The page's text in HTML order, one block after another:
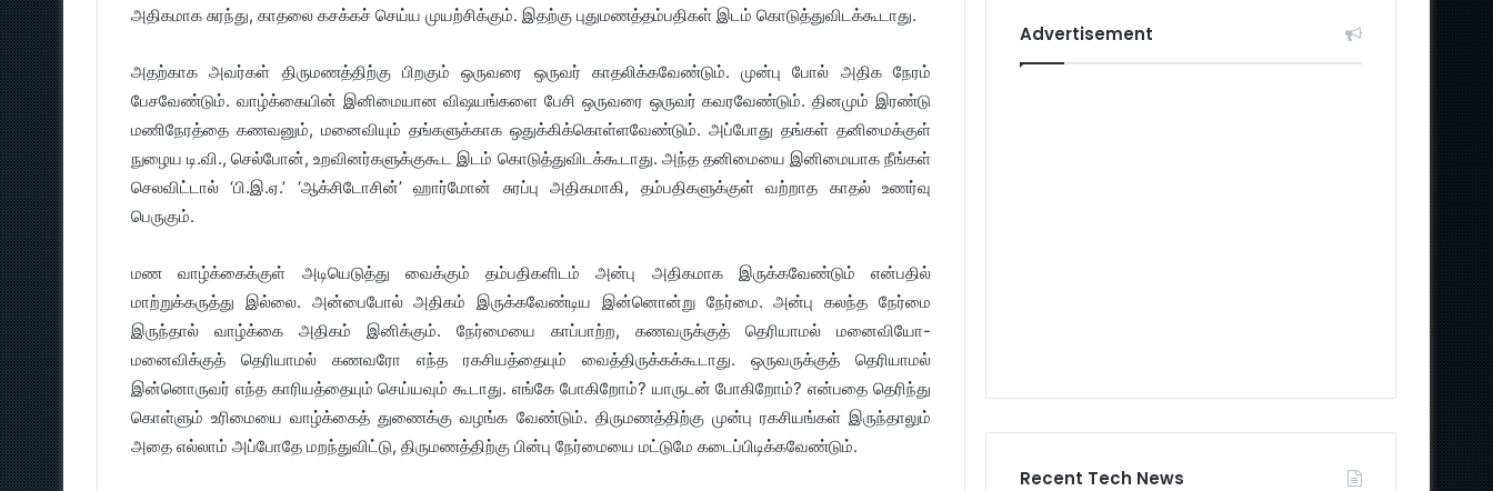
அதிகமாக சுரந்து, காதலை கசக்கச் செய்ய முயற்சிக்கும். இதற்கு புதுமணத்தம்பதிகள் இடம் கொடுத்துவிடக்கூடாது.
அதற்காக அவர்கள் திருமணத்திற்கு பிறகும் ஒருவரை ஒருவர் காதலிக்கவேண்டும். முன்பு போல் அதிக நேரம்
பேசவேண்டும். வாழ்க்கையின் இனிமையான விஷயங்களை பேசி ஒருவரை ஒருவர் கவரவேண்டும். தினமும் இரண்டு
மணிநேரத்தை கணவனும், மனைவியும் தங்களுக்காக ஒதுக்கிக்கொள்ளவேண்டும். அப்போது தங்கள் தனிமைக்குள்
நுழைய டி.வி., செல்போன், உறவினர்களுக்குகூட இடம் கொடுத்துவிடக்கூடாது. அந்த தனிமையை இனிமையாக நீங்கள்
செலவிட்டால் ‘பி.இ.ஏ.’ ‘ஆக்சிடோசின்’ ஹார்மோன் சுரப்பு அதிகமாகி, தம்பதிகளுக்குள் வற்றாத காதல் உணர்வு
பெருகும்.
மண வாழ்க்கைக்குள் அடியெடுத்து வைக்கும் தம்பதிகளிடம் அன்பு அதிகமாக இருக்கவேண்டும் என்பதில்
மாற்றுக்கருத்து இல்லை. அன்பைபோல் அதிகம் இருக்கவேண்டிய இன்னொன்று நேர்மை. அன்பு கலந்த நேர்மை
இருந்தால் வாழ்க்கை அதிகம் இனிக்கும். நேர்மையை காப்பாற்ற, கணவருக்குத் தெரியாமல் மனைவியோ-
மனைவிக்குத் தெரியாமல் கணவரோ எந்த ரகசியத்தையும் வைத்திருக்கக்கூடாது. ஒருவருக்குத் தெரியாமல்
இன்னொருவர் எந்த காரியத்தையும் செய்யவும் கூடாது. எங்கே போகிறோம்? யாருடன் போகிறோம்? என்பதை தெரிந்து
கொள்ளும் உரிமையை வாழ்க்கைத் துணைக்கு வழங்க வேண்டும். திருமணத்திற்கு முன்பு ரகசியங்கள் இருந்தாலும்
அதை எல்லாம் அப்போதே மறந்துவிட்டு, திருமணத்திற்கு பின்பு நேர்மையை மட்டுமே கடைப்பிடிக்கவேண்டும்.
Advertisement
Recent Tech News